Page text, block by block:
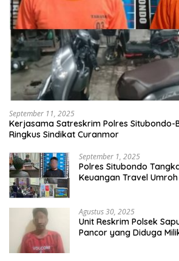
September 11, 2025
Kerjasama Satreskrim Polres Situbondo-
Ringkus Sindikat Curanmor
September 1, 2025
Polres Situbondo
Keuangan Travel
Agustus 30, 2025
Unit Reskrim Polsek
Pancor yang Diduga